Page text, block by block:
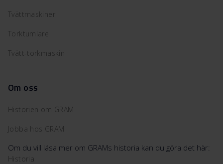
Tvättmaskiner
Torktumlare
Tvätt-torkmaskin
Om oss
Historien om GRAM
Jobba hos GRAM
Om du vill läsa mer om GRAMs historia kan du göra det här:
Historia